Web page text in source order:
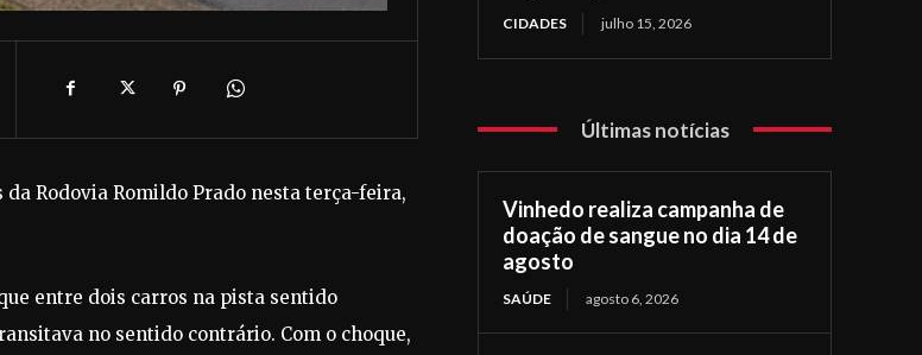
Rodovia Romildo Prado nesta terça-feira,
entre dois carros na pista sentido
no sentido contrário. Com o choque,
CIDADES julho 15, 2026
Últimas notícias
Vinhedo realiza campanha de
doação de sangue no dia 14 de
agosto
SAÚDE agosto 6, 2026